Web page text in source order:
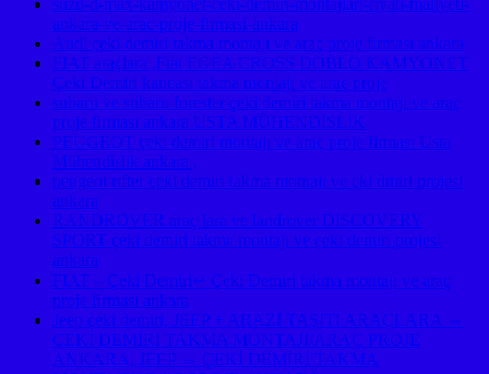
ankara-ve-arac-proje-firmasi-ankara
Audi çeki demiri takma montajı ve araç proje firması ankara
FIAT araçlara ,Fıat EGEA CROSS DOBLO KAMYONET
Çeki Demiri kancası takma montajı ve araç proje
subaru ve subaru forester çeki demiri takma montajı ve araç
proje firması ankara USTA MÜHENDİSLİK
PEUGEOT çeki demiri montajı ve araç proje firması Usta
Mühendislik ankara ,
peugeot rıfter çeki demiri takma montajı ve çki dmiri projesi
ankara
RANDROVER araç lara ve landrover DISCOVERY
SPORT çeki demiri takma montajı ve çeki demiri projesi
ankara
FIAT – Çeki Demiri↵ Çeki Demiri takma montajı ve araç
proje firması ankara
Jeep çeki demiri, JEEP + ARAZİ TAŞITI ARAÇLARA ⇔
ÇEKİ DEMİRİ TAKMA MONTAJI/ARAÇ PROJE
ANKARA, JEEP ⇔ ÇEKİ DEMİRİ TAKMA